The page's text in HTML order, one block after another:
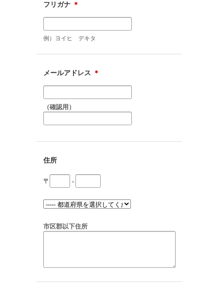
フリガナ ＊
例）ヨイヒ デキタ
メールアドレス ＊
（確認用）
住所
〒 -
市区郡以下住所